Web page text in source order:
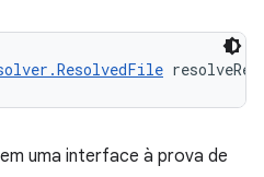
uma interface à prova de